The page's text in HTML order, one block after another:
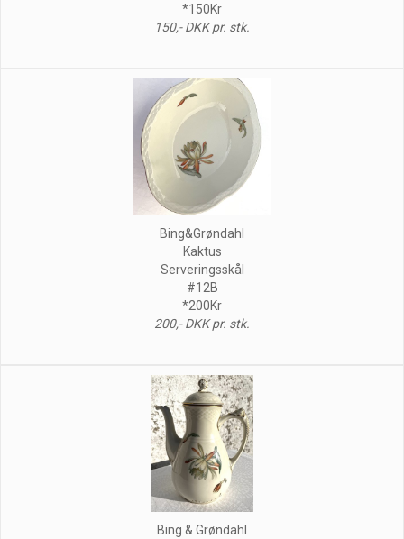
*150Kr
150,- DKK pr. stk.
Bing&Grøndahl
Kaktus
Serveringsskål
#12B
*200Kr
200,- DKK pr. stk.
Bing & Grøndahl